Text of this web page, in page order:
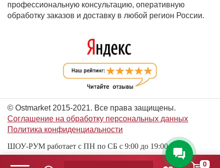
профессиональную консультацию, оперативную
обработку заказов и доставку в любой регион России.
© Ostmarket 2015-2021. Все права защищены.
Соглашение на обработку персональных данных
Политика конфиденциальности
ШОУ-РУМ работает с ПН по СБ с 9:00 до 19:00
0